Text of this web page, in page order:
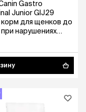
Gastro
Junior GIJ29
корм для щенков до
при нарушениях